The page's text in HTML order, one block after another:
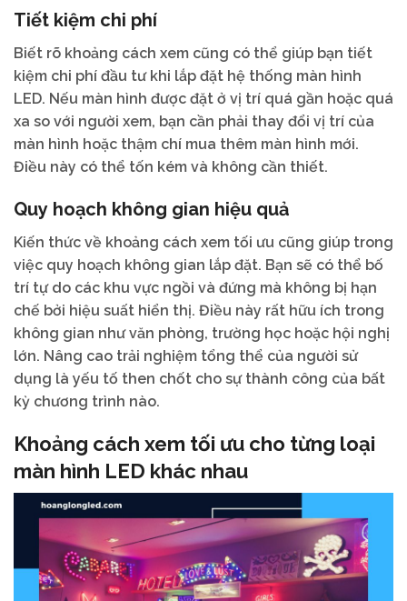
Tiết kiệm chi phí
Biết rõ khoảng cách xem cũng có thể giúp bạn tiết
kiệm chi phí đầu tư khi lắp đặt hệ thống màn hình
LED. Nếu màn hình được đặt ở vị trí quá gần hoặc quá
xa so với người xem, bạn cần phải thay đổi vị trí của
màn hình hoặc thậm chí mua thêm màn hình mới.
Điều này có thể tốn kém và không cần thiết.
Quy hoạch không gian hiệu quả
Kiến thức về khoảng cách xem tối ưu cũng giúp trong
việc quy hoạch không gian lắp đặt. Bạn sẽ có thể bố
trí tự do các khu vực ngồi và đứng mà không bị hạn
chế bởi hiệu suất hiển thị. Điều này rất hữu ích trong
không gian như văn phòng, trường học hoặc hội nghị
lớn. Nâng cao trải nghiệm tổng thể của người sử
dụng là yếu tố then chốt cho sự thành công của bất
kỳ chương trình nào.
Khoảng cách xem tối ưu cho từng loại
màn hình LED khác nhau